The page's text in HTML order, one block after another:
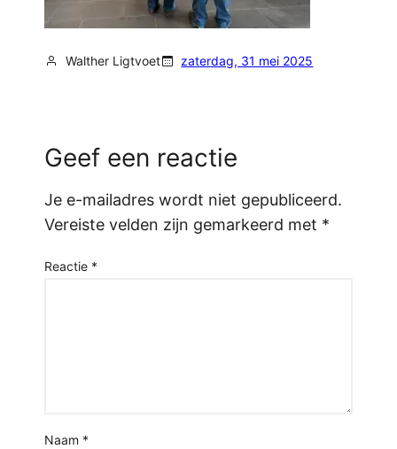
Walther Ligtvoet zaterdag, 31 mei 2025
Geef een reactie
Je e-mailadres wordt niet gepubliceerd.
Vereiste velden zijn gemarkeerd met *
Reactie *
Naam *